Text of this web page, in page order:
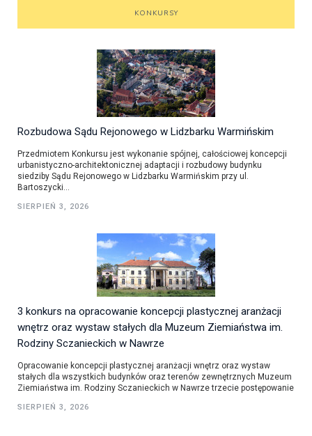
KONKURSY
Rozbudowa Sądu Rejonowego w Lidzbarku Warmińskim
Przedmiotem Konkursu jest wykonanie spójnej, całościowej koncepcji
urbanistyczno-architektonicznej adaptacji i rozbudowy budynku
siedziby Sądu Rejonowego w Lidzbarku Warmińskim przy ul.
Bartoszycki...
SIERPIEŃ 3, 2026
3 konkurs na opracowanie koncepcji plastycznej aranżacji
wnętrz oraz wystaw stałych dla Muzeum Ziemiaństwa im.
Rodziny Sczanieckich w Nawrze
Opracowanie koncepcji plastycznej aranżacji wnętrz oraz wystaw
stałych dla wszystkich budynków oraz terenów zewnętrznych Muzeum
Ziemiaństwa im. Rodziny Sczanieckich w Nawrze trzecie postępowanie
SIERPIEŃ 3, 2026